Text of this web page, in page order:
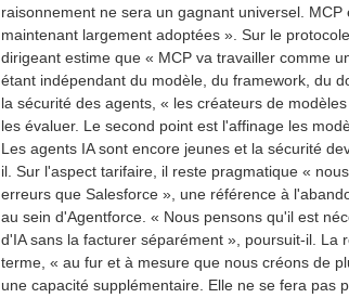
raisonnement ne sera un gagnant universel.
maintenant largement adoptées ». Sur le
dirigeant estime que « MCP va travailler comme
étant indépendant du modèle, du framework, du
la sécurité des agents, « les créateurs de
les évaluer. Le second point est l'affinage les
Les agents IA sont encore jeunes et la sécurité
il. Sur l'aspect tarifaire, il reste pragmatique «
erreurs que Salesforce », une référence à
au sein d'Agentforce. « Nous pensons qu'il est
d'IA sans la facturer séparément », poursuit-il. La
terme, « au fur et à mesure que nous créons de
une capacité supplémentaire. Elle ne se fera pas